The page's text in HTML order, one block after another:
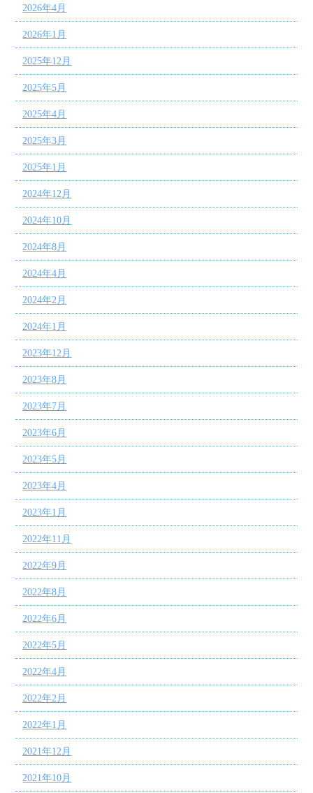
2026年4月
2026年1月
2025年12月
2025年5月
2025年4月
2025年3月
2025年1月
2024年12月
2024年10月
2024年8月
2024年4月
2024年2月
2024年1月
2023年12月
2023年8月
2023年7月
2023年6月
2023年5月
2023年4月
2023年1月
2022年11月
2022年9月
2022年8月
2022年6月
2022年5月
2022年4月
2022年2月
2022年1月
2021年12月
2021年10月